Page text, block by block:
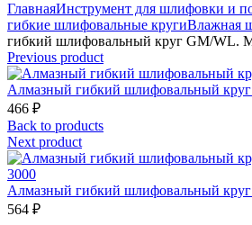
ГлавнаяИнструмент для шлифовки и
гибкие шлифовальные кругиВлажная
гибкий шлифовальный круг GM/WL.
Previous product
Алмазный гибкий шлифовальный
466 ₽
Back to products
Next product
Алмазный гибкий шлифовальный
564 ₽